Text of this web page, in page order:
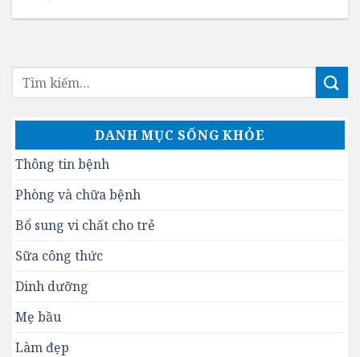
DANH MỤC SỐNG KHỎE
Thông tin bệnh
Phòng và chữa bệnh
Bổ sung vi chất cho trẻ
Sữa công thức
Dinh dưỡng
Mẹ bầu
Làm đẹp